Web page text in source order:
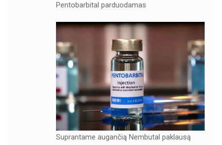
Pentobarbital parduodamas
Suprantame augančią Nembutal paklausą